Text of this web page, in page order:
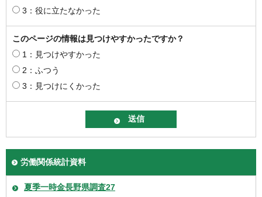
3：役に立たなかった
このページの情報は見つけやすかったですか？
1：見つけやすかった
2：ふつう
3：見つけにくかった
労働関係統計資料
夏季一時金長野県調査27